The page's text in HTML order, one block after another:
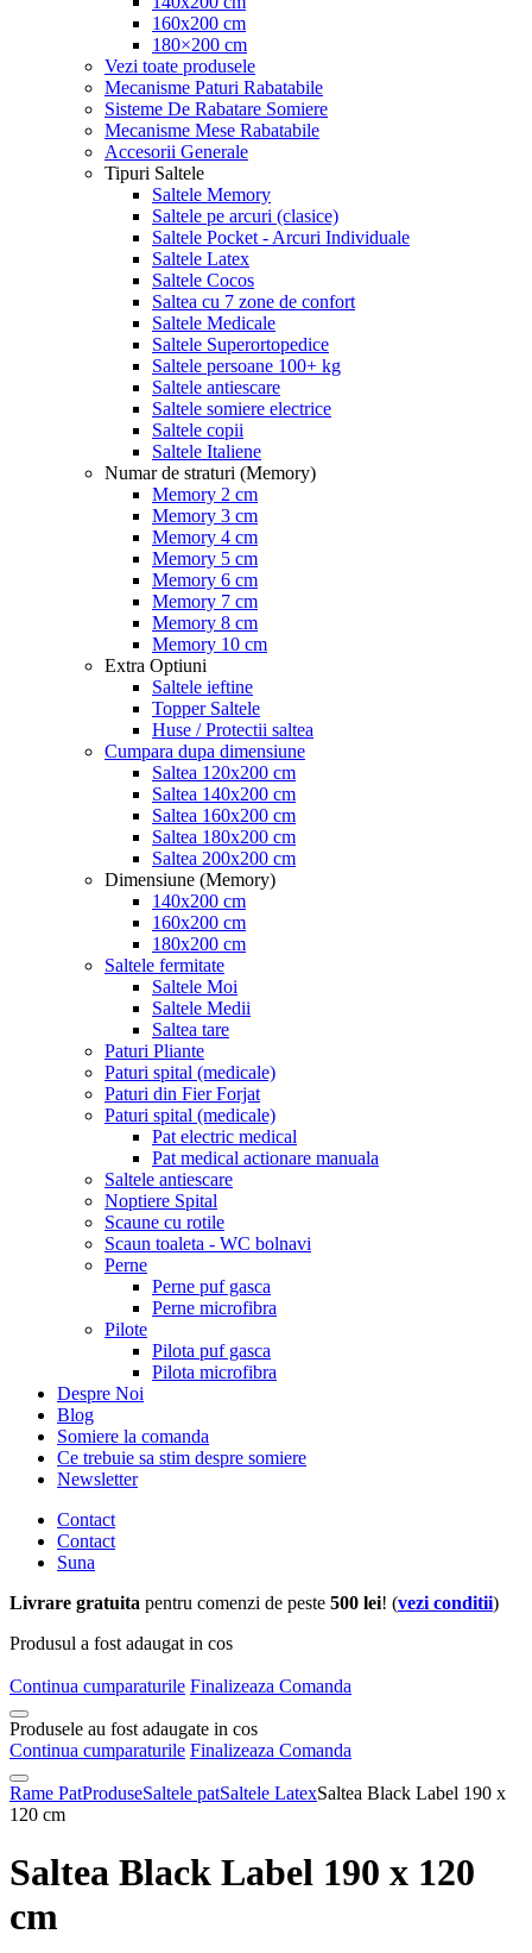
160x200 cm
180×200 cm
Vezi toate produsele
Mecanisme Paturi Rabatabile
Sisteme De Rabatare Somiere
Mecanisme Mese Rabatabile
Accesorii Generale
Tipuri Saltele
Saltele Memory
Saltele pe arcuri (clasice)
Saltele Pocket - Arcuri Individuale
Saltele Latex
Saltele Cocos
Saltea cu 7 zone de confort
Saltele Medicale
Saltele Superortopedice
Saltele persoane 100+ kg
Saltele antiescare
Saltele somiere electrice
Saltele copii
Saltele Italiene
Numar de straturi (Memory)
Memory 2 cm
Memory 3 cm
Memory 4 cm
Memory 5 cm
Memory 6 cm
Memory 7 cm
Memory 8 cm
Memory 10 cm
Extra Optiuni
Saltele ieftine
Topper Saltele
Huse / Protectii saltea
Cumpara dupa dimensiune
Saltea 120x200 cm
Saltea 140x200 cm
Saltea 160x200 cm
Saltea 180x200 cm
Saltea 200x200 cm
Dimensiune (Memory)
140x200 cm
160x200 cm
180x200 cm
Saltele fermitate
Saltele Moi
Saltele Medii
Saltea tare
Paturi Pliante
Paturi spital (medicale)
Paturi din Fier Forjat
Paturi spital (medicale)
Pat electric medical
Pat medical actionare manuala
Saltele antiescare
Noptiere Spital
Scaune cu rotile
Scaun toaleta - WC bolnavi
Perne
Perne puf gasca
Perne microfibra
Pilote
Pilota puf gasca
Pilota microfibra
Despre Noi
Blog
Somiere la comanda
Ce trebuie sa stim despre somiere
Newsletter
Contact
Contact
Suna
Livrare gratuita pentru comenzi de peste 500 lei! (vezi conditii)
Produsul a fost adaugat in cos
Continua cumparaturile Finalizeaza Comanda
Produsele au fost adaugate in cos
Continua cumparaturile Finalizeaza Comanda
Rame PatProduseSaltele patSaltele LatexSaltea Black Label 190 x
120 cm
Saltea Black Label 190 x 120
cm